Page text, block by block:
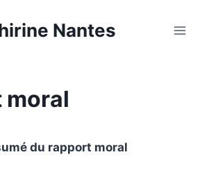
Nantes
moral
du rapport moral